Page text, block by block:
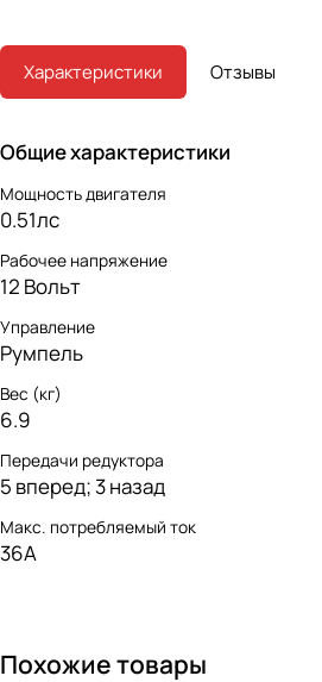
Характеристики Отзывы
Общие характеристики
Мощность двигателя
0.51лс
Рабочее напряжение
12 Вольт
Управление
Румпель
Вес (кг)
6.9
Передачи редуктора
5 вперед; 3 назад
Макс. потребляемый ток
36А
Похожие товары